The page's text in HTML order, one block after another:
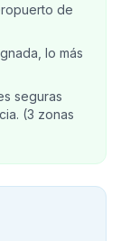
de
lo más
seguras
(3 zonas